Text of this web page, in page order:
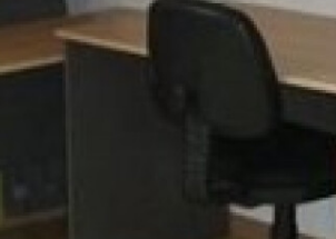
Wat is KamersLeiden?
Wat is de privacyverklaring van
Berekent KamersLeiden